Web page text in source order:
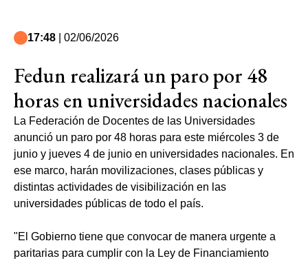
17:48 | 02/06/2026
Fedun realizará un paro por 48
horas en universidades nacionales
La Federación de Docentes de las Universidades
anunció un paro por 48 horas para este miércoles 3 de
junio y jueves 4 de junio en universidades nacionales. En
ese marco, harán movilizaciones, clases públicas y
distintas actividades de visibilización en las
universidades públicas de todo el país.
"El Gobierno tiene que convocar de manera urgente a
paritarias para cumplir con la Ley de Financiamiento